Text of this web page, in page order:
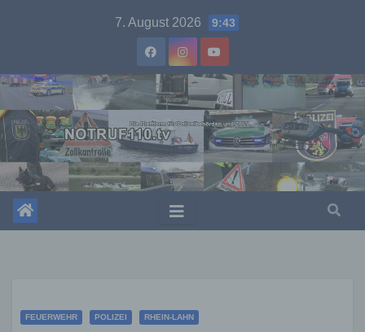
7. August 2026 9:43
FEUERWEHR POLIZEI RHEIN-LAHN